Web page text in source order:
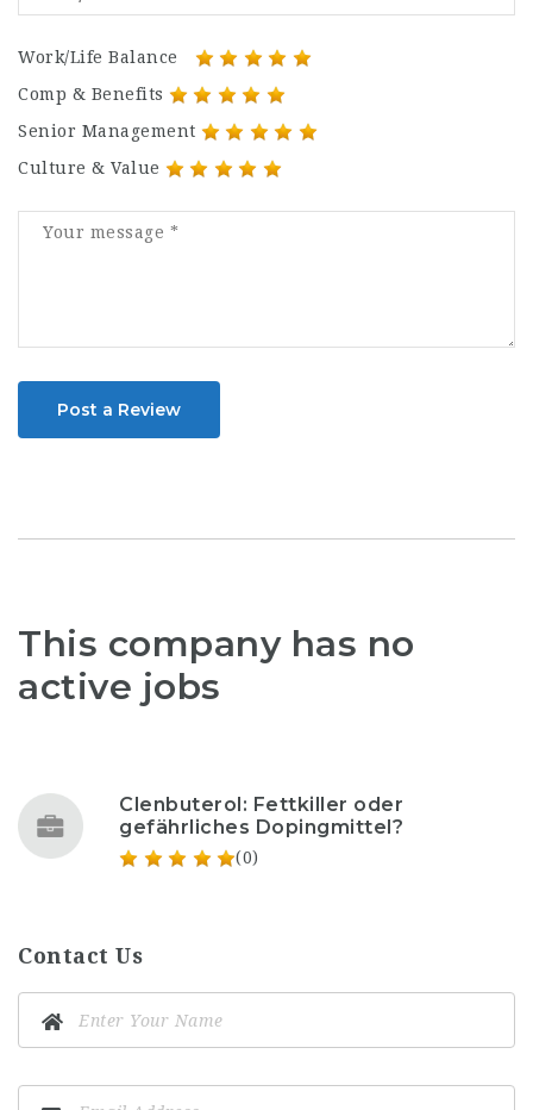
Work/Life Balance
Comp & Benefits
Senior Management
Culture & Value
Post a Review
This company has no
active jobs
Clenbuterol: Fettkiller oder
gefährliches Dopingmittel?
(0)
Contact Us